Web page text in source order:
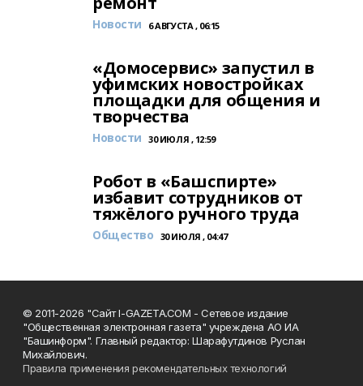
Новости 6 АВГУСТА , 06:15
«Домосервис» запустил в
уфимских новостройках
площадки для общения и
творчества
Новости 30 ИЮЛЯ , 12:59
Робот в «Башспирте»
избавит сотрудников от
тяжёлого ручного труда
Общество 30 ИЮЛЯ , 04:47
© 2011-2026 "Сайт I-GAZETA.COM - Сетевое издание
"Общественная электронная газета" учреждена АО ИА
"Башинформ". Главный редактор: Шарафутдинов Руслан
Михайлович.
Правила применения рекомендательных технологий